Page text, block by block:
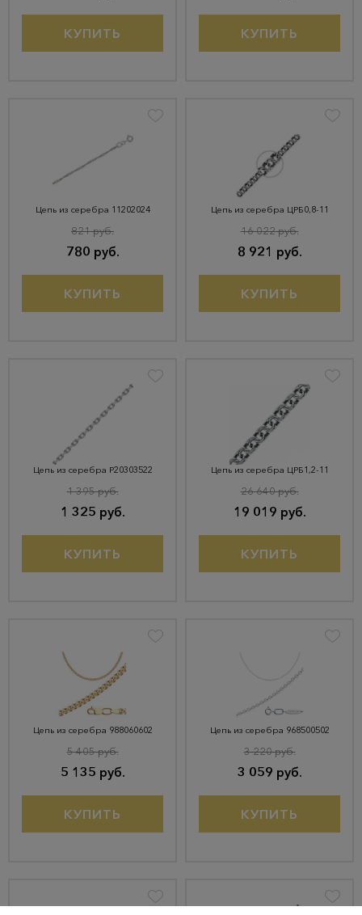
КУПИТЬ КУПИТЬ
Цепь из серебра 11202024
780 руб.
821 руб.
КУПИТЬ
Цепь из серебра ЦРБ0,8-11
8 921 руб.
16 022 руб.
КУПИТЬ
Цепь из серебра Р20303522
1 325 руб.
1 395 руб.
КУПИТЬ
Цепь из серебра ЦРБ1,2-11
19 019 руб.
26 640 руб.
КУПИТЬ
Цепь из серебра 988060602
5 135 руб.
5 405 руб.
КУПИТЬ
Цепь из серебра 968500502
3 059 руб.
3 220 руб.
КУПИТЬ